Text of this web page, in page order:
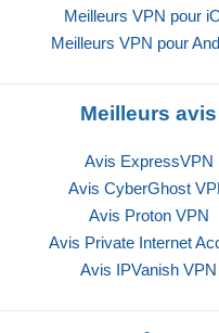
Meilleurs VPN pour
Meilleurs VPN pour
Meilleurs avis
Avis ExpressVPN
Avis CyberGhost
Avis Proton VPN
Avis Private Internet
Avis IPVanish VPN